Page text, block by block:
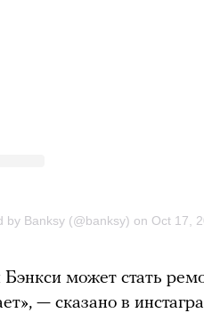
может стать
— сказано в